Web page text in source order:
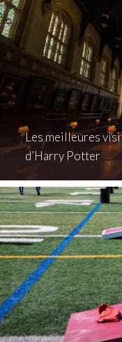
Les meilleures
d’Harry Potter